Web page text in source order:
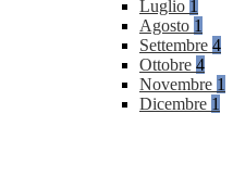
Luglio 1
Agosto 1
Settembre 4
Ottobre 4
Novembre 1
Dicembre 1